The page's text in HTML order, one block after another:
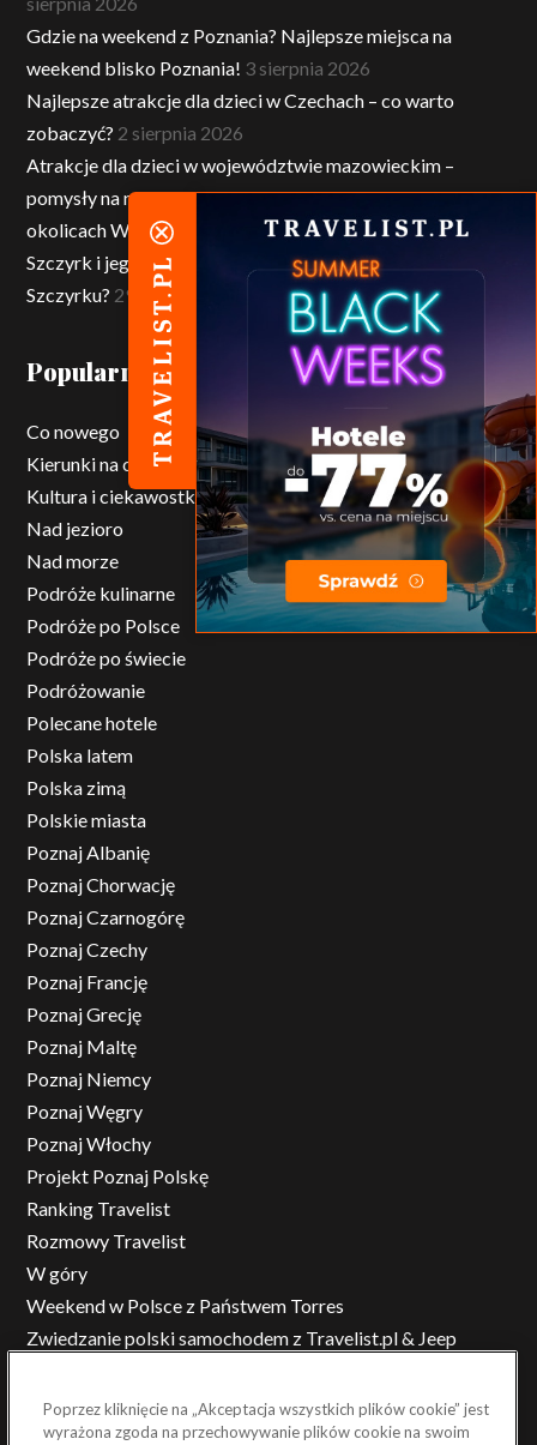
Gdzie na weekend z Poznania? Najlepsze miejsca na
weekend blisko Poznania! 3 sierpnia 2026
Najlepsze atrakcje dla dzieci w Czechach – co warto
zobaczyć? 2 sierpnia 2026
Atrakcje dla dzieci w województwie mazowieckim –
pomysły na rodzinne wycieczki po Mazowszu i w
okolicach Warszawy
1 sierpnia 2026
Szczyrk i jego atrakcje dla dzieci – co robić z dziećmi w
Szczyrku? 29 lipca 2026
Popularne kategorie
Co nowego
Kierunki na city break
Kultura i ciekawostki ze świata
Nad jezioro
Nad morze
Podróże kulinarne
Podróże po Polsce
Podróże po świecie
Podróżowanie
Polecane hotele
Polska latem
Polska zimą
Polskie miasta
Poznaj Albanię
Poznaj Chorwację
Poznaj Czarnogórę
Poznaj Czechy
Poznaj Francję
Poznaj Grecję
Poznaj Maltę
Poznaj Niemcy
Poznaj Węgry
Poznaj Włochy
Projekt Poznaj Polskę
Ranking Travelist
Rozmowy Travelist
W góry
Weekend w Polsce z Państwem Torres
Zwiedzanie polski samochodem z Travelist.pl & Jeep
Poprzez kliknięcie na „Akceptacja wszystkich plików cookie” jest
wyrażona zgoda na przechowywanie plików cookie na swoim